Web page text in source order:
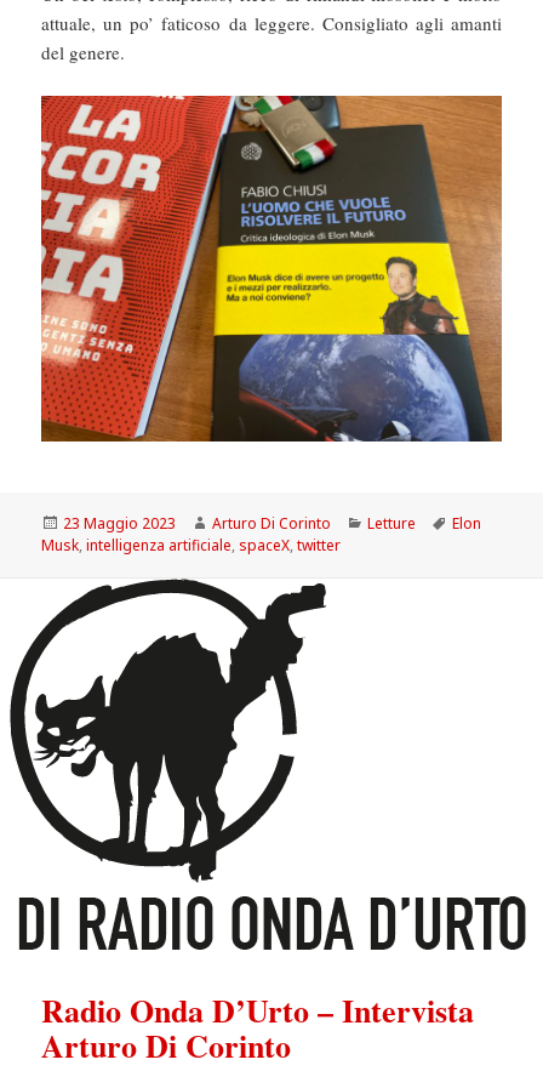
attuale, un po’ faticoso da leggere. Consigliato agli amanti
del genere.
Scritto
il
23 Maggio 2023 Autore
Arturo Di Corinto Categorie
Letture Tag
Elon
Musk,intelligenza artificiale, spaceX,twitter
Radio Onda D’Urto – Intervista
Arturo Di Corinto